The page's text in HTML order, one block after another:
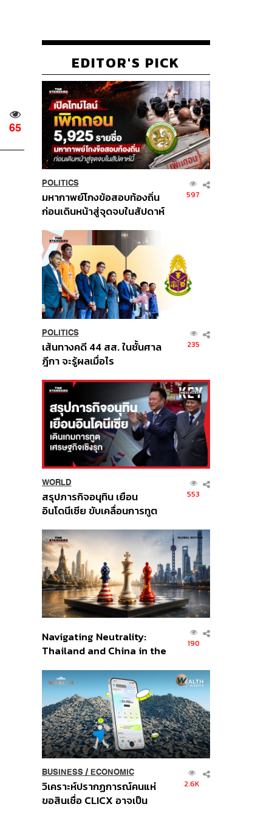
65
EDITOR'S PICK
POLITICS
มหากาพย์โกงข้อสอบท้องถิ่น
ก่อนเดินหน้าสู่จุดจบในสัปดาห์
597
POLITICS
เส้นทางคดี 44 สส. ในชั้นศาล
ฎีกา จะรู้ผลเมื่อไร
235
WORLD
สรุปภารกิจอนุทิน เยือน
อินโดนีเซีย ขับเคลื่อนการทูต
ส่วนยุทธศาสตร์ไทย –
อินโดนีเซีย
553
Navigating Neutrality:
Thailand and China in the
Order
190
BUSINESS/ ECONOMIC
วิเคราะห์ปรากฏการณ์คนแห่
ขอสินเชื่อ CLICX อาจเป็น
2.6K